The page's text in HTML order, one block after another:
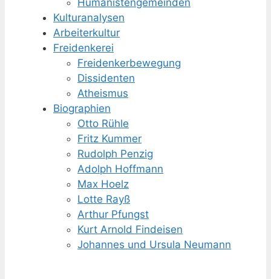
Humanisten­gemeinden
Kulturanalysen
Arbeiterkultur
Freidenkerei
Freidenker­bewegung
Dissidenten
Atheismus
Biographien
Otto Rühle
Fritz Kummer
Rudolph Penzig
Adolph Hoffmann
Max Hoelz
Lotte Rayß
Arthur Pfungst
Kurt Arnold Findeisen
Johannes und Ursula Neumann